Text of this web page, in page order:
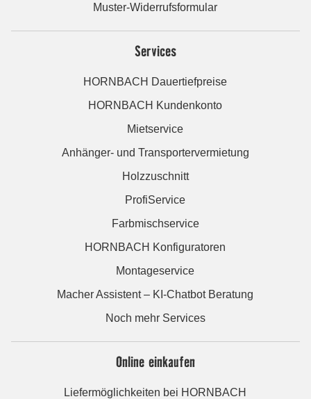
Muster-Widerrufsformular
Services
HORNBACH Dauertiefpreise
HORNBACH Kundenkonto
Mietservice
Anhänger- und Transportervermietung
Holzzuschnitt
ProfiService
Farbmischservice
HORNBACH Konfiguratoren
Montageservice
Macher Assistent – KI-Chatbot Beratung
Noch mehr Services
Online einkaufen
Liefermöglichkeiten bei HORNBACH